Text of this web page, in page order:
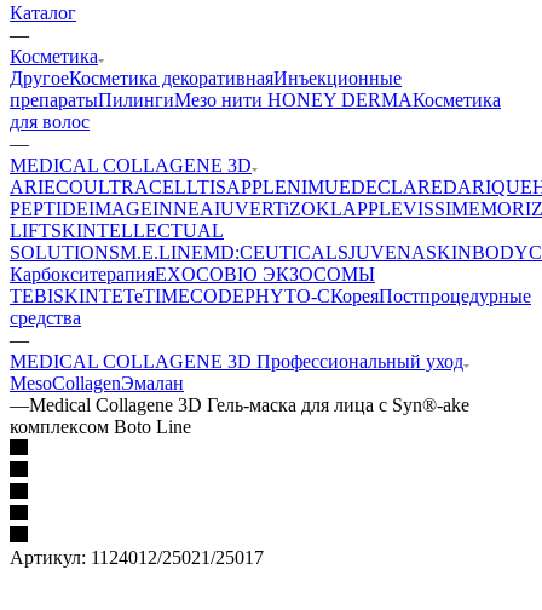
Каталог
—
Косметика
ДругоеКосметика декоративнаяИнъекционные
препаратыПилингиМезо нити HONEY DERMAКосметика
для волос
—
MEDICAL COLLAGENE 3D
ARIECOULTRACELLTISAPPLENIMUEDECLAREDARIQUE
PEPTIDEIMAGEINNEAIUVERTiZOKLAPPLEVISSIME
LIFTSKINTELLECTUAL
SOLUTIONSM.E.LINEMD:CEUTICALSJUVENASKINBODY
КарбокситерапияEXOCOBIO ЭКЗОСОМЫ
TEBISKINTETeTIMECODEPHYTO-CКореяПостпроцедурные
средства
—
MEDICAL COLLAGENE 3D Профессиональный уход
MesoCollagenЭмалан
—Medical Collagene 3D Гель-маска для лица с Syn®-ake
комплексом Boto Line
Артикул: 1124012/25021/25017